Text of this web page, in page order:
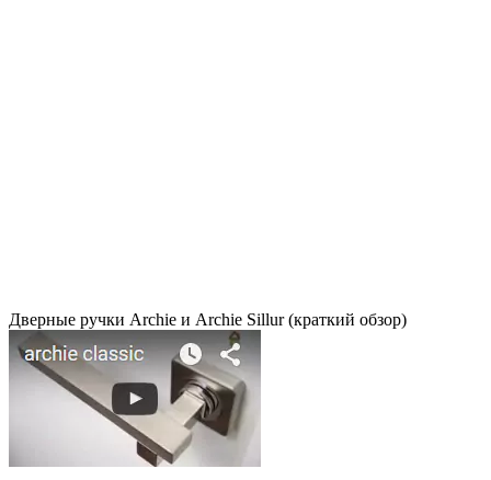
Дверные ручки Archie и Archie Sillur (краткий обзор)